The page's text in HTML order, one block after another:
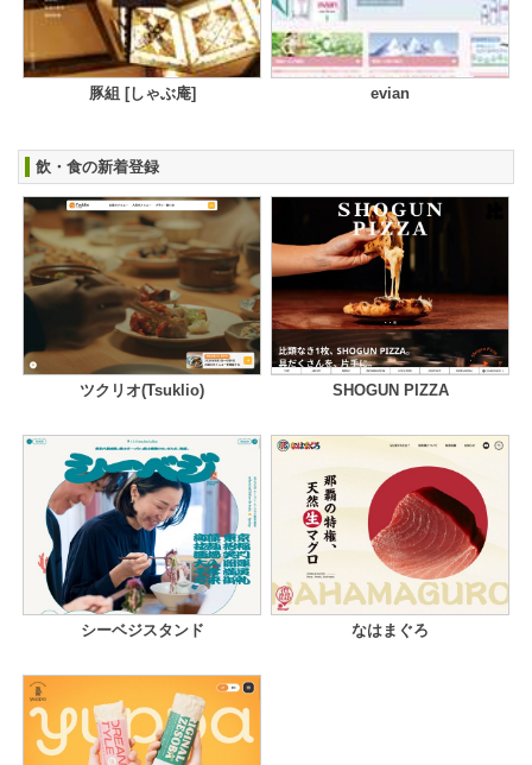
豚組 [しゃぶ庵] evian
飲・食の新着登録
ツクリオ(Tsuklio) SHOGUN PIZZA
シーベジスタンド なはまぐろ